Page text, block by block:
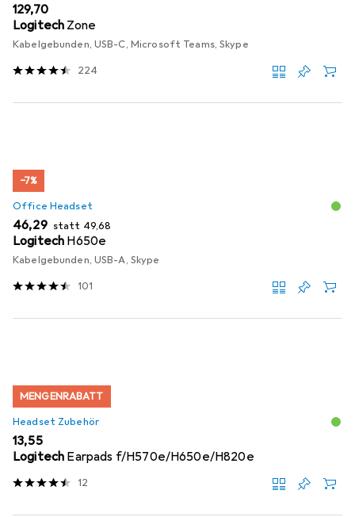
EUR
129,70
Logitech Zone
Kabelgebunden, USB-C, Microsoft Teams, Skype
224
−7%
Office Headset
EUR
46,29 statt EUR
49,68
Logitech H650e
Kabelgebunden, USB-A, Skype
101
MENGENRABATT
Headset Zubehör
EUR
13,55
Logitech Earpads f/H570e/H650e/H820e
12